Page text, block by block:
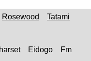
Rosewood
Tatami
Eidogo
Fm